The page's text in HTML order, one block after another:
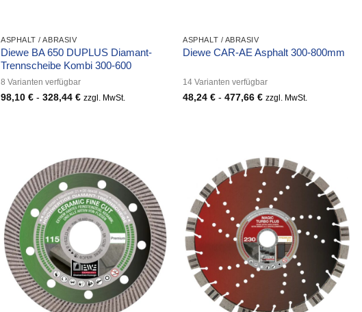
ASPHALT / ABRASIV
Diewe BA 650 DUPLUS Diamant-
Trennscheibe Kombi 300-600
8 Varianten verfügbar
98,10€ -328,44€ zzgl. MwSt.
ASPHALT / ABRASIV
Diewe CAR-AE Asphalt 300-800mm
14 Varianten verfügbar
48,24€ -477,66€ zzgl. MwSt.